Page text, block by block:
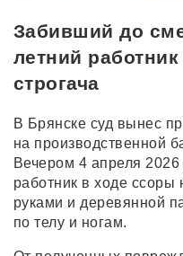
Забивший до
летний
строгача
В Брянске суд вынес
на производственной
Вечером 4 апреля
работник в ходе ссоры
руками и деревянной
по телу и ногам.